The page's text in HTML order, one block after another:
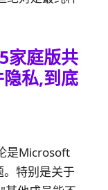
庭版共
私,到底
是Microsoft
特别是关于